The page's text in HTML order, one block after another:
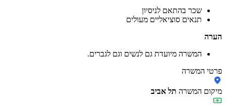
שכר בהתאם לניסיון
תנאים סוציאליים מעולים
הערה
המשרה מיועדת גם לנשים וגם לגברים.
פרטי המשרה
מיקום המשרה תל אביב